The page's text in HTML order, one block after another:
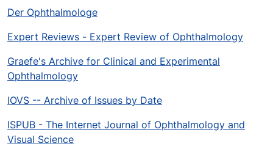
Der Ophthalmologe
Expert Reviews - Expert Review of Ophthalmology
Graefe's Archive for Clinical and Experimental
Ophthalmology
IOVS -- Archive of Issues by Date
ISPUB - The Internet Journal of Ophthalmology and
Visual Science